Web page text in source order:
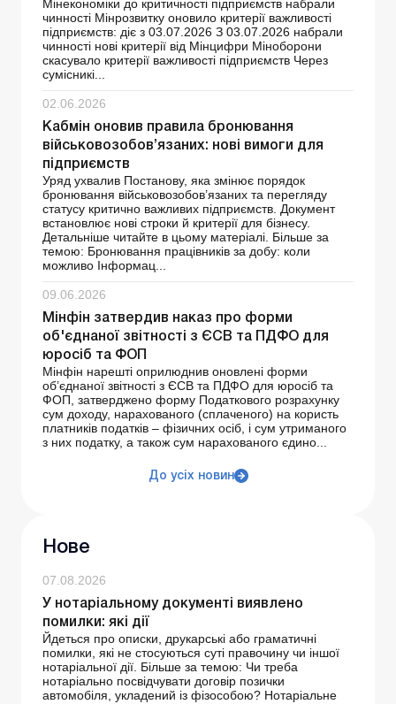
Мінекономіки до критичності підприємств набрали
чинності Мінрозвитку оновило критерії важливості
підприємств: діє з 03.07.2026 З 03.07.2026 набрали
чинності нові критерії від Мінцифри Міноборони
скасувало критерії важливості підприємств Через
сумісникі...
02.06.2026
Кабмін оновив правила бронювання
військовозобов’язаних: нові вимоги для
підприємств
Уряд ухвалив Постанову, яка змінює порядок
бронювання військовозобов’язаних та перегляду
статусу критично важливих підприємств. Документ
встановлює нові строки й критерії для бізнесу.
Детальніше читайте в цьому матеріалі. Більше за
темою: Бронювання працівників за добу: коли
можливо Інформац...
09.06.2026
Мінфін затвердив наказ про форми
об'єднаної звітності з ЄСВ та ПДФО для
юросіб та ФОП
Мінфін нарешті оприлюднив оновлені форми
об’єднаної звітності з ЄСВ та ПДФО для юросіб та
ФОП, затверджено форму Податкового розрахунку
сум доходу, нарахованого (сплаченого) на користь
платників податків – фізичних осіб, і сум утриманого
з них податку, а також сум нарахованого єдино...
До усіх новин
Нове
07.08.2026
У нотаріальному документі виявлено
помилки: які дії
Йдеться про описки, друкарські або граматичні
помилки, які не стосуються суті правочину чи іншої
нотаріальної дії. Більше за темою: Чи треба
нотаріально посвідчувати договір позички
автомобіля, укладений із фізособою? Нотаріальне